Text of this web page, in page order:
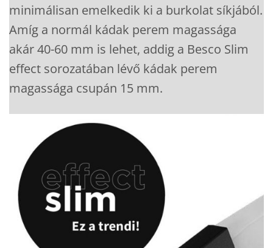
minimálisan emelkedik ki a burkolat síkjából.
Amíg a normál kádak perem magassága
akár 40-60 mm is lehet, addig a Besco Slim
effect sorozatában lévő kádak perem
magassága csupán 15 mm.